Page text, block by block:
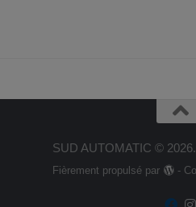
SUD AUTOMATIC ©
Fièrement propulsé par -